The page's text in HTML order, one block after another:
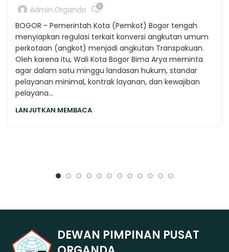
Admin.organda 0
BOGOR - Pemerintah Kota (Pemkot) Bogor tengah
menyiapkan regulasi terkait konversi angkutan umum
perkotaan (angkot) menjadi angkutan Transpakuan.
Oleh karena itu, Wali Kota Bogor Bima Arya meminta
agar dalam satu minggu landasan hukum, standar
pelayanan minimal, kontrak layanan, dan kewajiban
pelayana...
LANJUTKAN MEMBACA
DEWAN PIMPINAN PUSAT